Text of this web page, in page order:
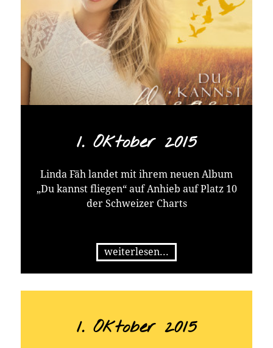
1. Oktober 2015
Linda Fäh landet mit ihrem neuen Album
„Du kannst fliegen“ auf Anhieb auf Platz 10
der Schweizer Charts
weiterlesen...
1. Oktober 2015